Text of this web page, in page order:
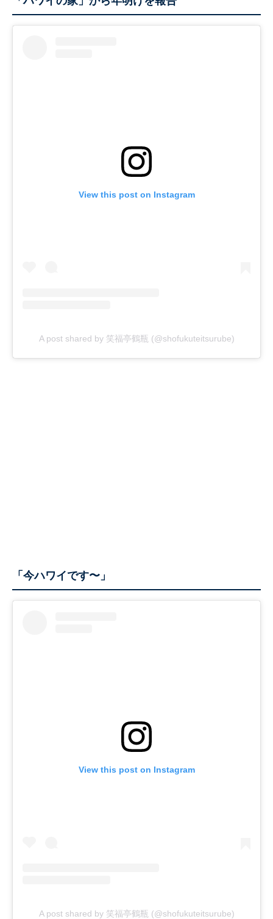
View this post on Instagram
A post shared by 笑福亭鶴瓶 (@shofukuteitsurube)
「今ハワイです〜」
View this post on Instagram
A post shared by 笑福亭鶴瓶 (@shofukuteitsurube)